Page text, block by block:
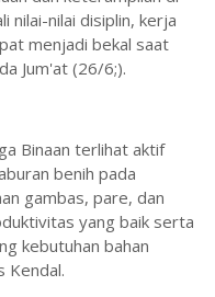
nilai-nilai disiplin, kerja
menjadi bekal saat
Jum'at (26/6;).
Binaan terlihat aktif
benih pada
gambas, pare, dan
yang baik serta
kebutuhan bahan
Kendal.